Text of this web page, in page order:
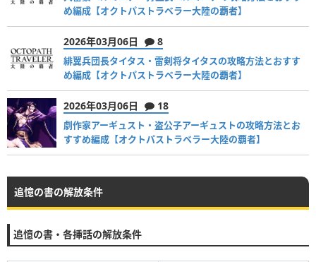
め編成【オクトパストラベラー大陸の覇者】
2026年03月06日 8
緋翼兵団長タイタス・雷剣将タイタスの攻略方法とおすす
め編成【オクトパストラベラー大陸の覇者】
2026年03月06日 18
劇作家アーギュスト・盗公子アーギュストの攻略方法とお
すすめ編成【オクトパストラベラー大陸の覇者】
追憶の書の解放条件
追憶の書・各挿話の解放条件